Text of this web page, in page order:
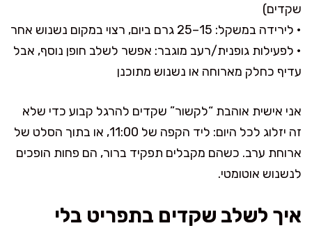
שקדים)
• לירידה במשקל: 15–25 גרם ביום, רצוי במקום נשנוש אחר
• לפעילות גופנית/רעב מוגבר: אפשר לשלב חופן נוסף, אבל
עדיף כחלק מארוחה או נשנוש מתוכנן
אני אישית אוהבת “לקשור” שקדים להרגל קבוע כדי שלא
זה יזלוג לכל היום: ליד הקפה של 11:00, או בתוך הסלט של
ארוחת ערב. כשהם מקבלים תפקיד ברור, הם פחות הופכים
לנשנוש אוטומטי.
איך לשלב שקדים בתפריט בלי